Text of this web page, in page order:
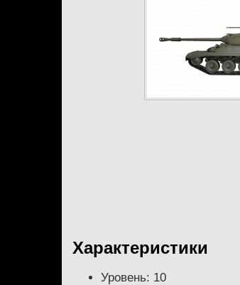
Характеристики
Уровень: 10